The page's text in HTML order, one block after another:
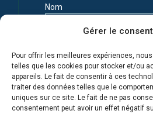
Gérer le
Pour offrir les meilleures expériences,
telles que les cookies pour stocker et/ou
appareils. Le fait de consentir à ces
traiter des données telles que le
uniques sur ce site. Le fait de ne pas
consentement peut avoir un effet négatif
Nom
Adresse e-mail